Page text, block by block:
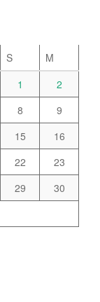
S
M
1
2
8
9
15
16
22
23
29
30